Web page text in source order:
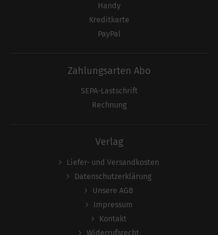
Handy
Kreditkarte
PayPal
Zahlungsarten Abo
SEPA-Lastschrift
Rechnung
Verlag
Liefer- und Versandkosten
Datenschutzerklärung
Unsere AGB
Impressum
Kontakt
Widerrufsrecht